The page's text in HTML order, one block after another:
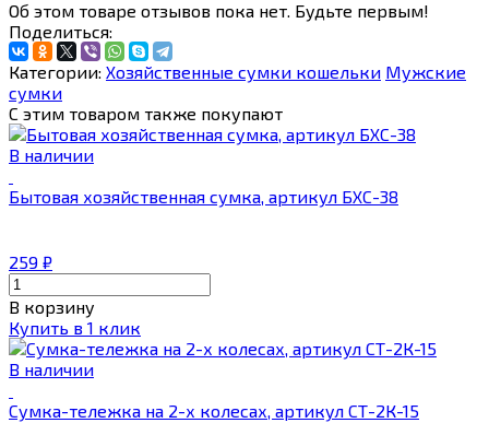
Об этом товаре отзывов пока нет. Будьте первым!
Поделиться:
Категории: Хозяйственные сумки кошельки Мужские
сумки
С этим товаром также покупают
В наличии
Бытовая хозяйственная сумка, артикул БХС-38
259 ₽
В корзину
Купить в 1 клик
В наличии
Сумка-тележка на 2-х колесах, артикул СТ-2К-15